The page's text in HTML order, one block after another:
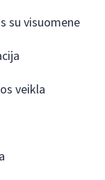
su visuomene
veikla